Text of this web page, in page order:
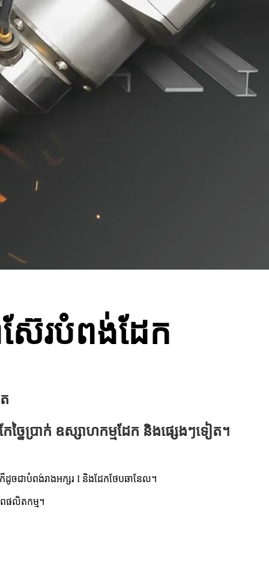
ែរបំពង់ដែក
នៃប្រាក់ ឧស្សាហកម្មដែក និងផ្សេងៗទៀត។
ជាបំពង់រាងអក្សរ I និងដែកថែបឆានែល។
ពផលិតកម្ម។